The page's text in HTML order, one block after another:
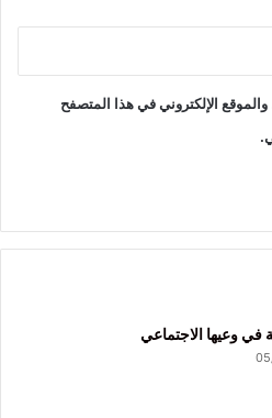
الإلكتروني في هذا المتصفح
في وعيها الاجتماعي